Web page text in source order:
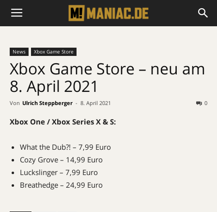
News Xbox Game Store
Xbox Game Store – neu am
8. April 2021
Von Ulrich Steppberger - 8. April 2021 0
Xbox One / Xbox Series X & S:
What the Dub?! – 7,99 Euro
Cozy Grove – 14,99 Euro
Luckslinger – 7,99 Euro
Breathedge – 24,99 Euro